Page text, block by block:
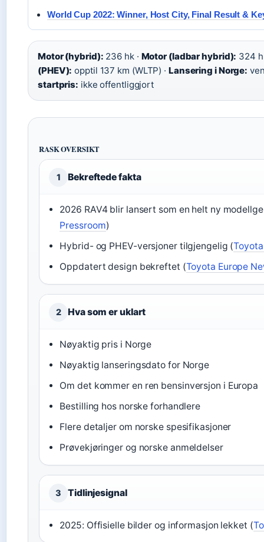
World Cup 2022: Winner, Host City, Final Result &
Motor (hybrid): 236 hk · Motor (ladbar hybrid): 324
(PHEV): opptil 137 km (WLTP) · Lansering i Norge:
startpris: ikke offentliggjort
RASK OVERSIKT
1 Bekreftede fakta
2026 RAV4 blir lansert som en helt ny
Pressroom)
Hybrid- og PHEV-versjoner tilgjengelig (
Oppdatert design bekreftet (Toyota Europe
2 Hva som er uklart
Nøyaktig pris i Norge
Nøyaktig lanseringsdato for Norge
Om det kommer en ren bensinversjon i Europa
Bestilling hos norske forhandlere
Flere detaljer om norske spesifikasjoner
Prøvekjøringer og norske anmeldelser
3 Tidlinjesignal
2025: Offisielle bilder og informasjon lekket (